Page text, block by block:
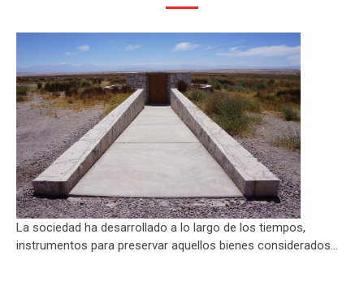
La sociedad ha desarrollado a lo largo de los tiempos,
instrumentos para preservar aquellos bienes considerados...